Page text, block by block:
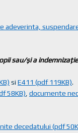
adeverinta,
sau/şi a
si E411 (pdf 119KB).
58KB) documente
decedatului (pdf